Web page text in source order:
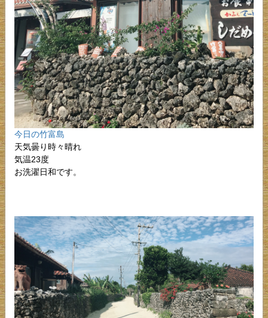
今日の竹富島
天気曇り時々晴れ
気温23度
お洗濯日和です。